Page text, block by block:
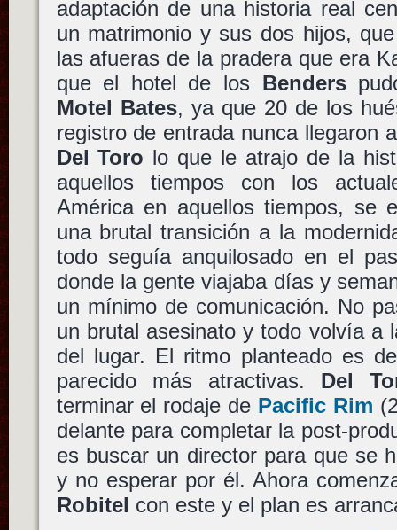
adaptación de una historia real
un matrimonio y sus dos hijos,
las afueras de la pradera que era
que el hotel de los Benders
Motel Bates, ya que 20 de los
registro de entrada nunca llegaron
Del Toro lo que le atrajo de la
aquellos tiempos con los
América en aquellos tiempos, se
una brutal transición a la
todo seguía anquilosado en el
donde la gente viajaba días y
un mínimo de comunicación. No
un brutal asesinato y todo volvía a
del lugar. El ritmo planteado es
parecido más atractivas. Del
terminar el rodaje de Pacific Rim
delante para completar la post-
es buscar un director para que se
y no esperar por él. Ahora
Robitel con este y el plan es